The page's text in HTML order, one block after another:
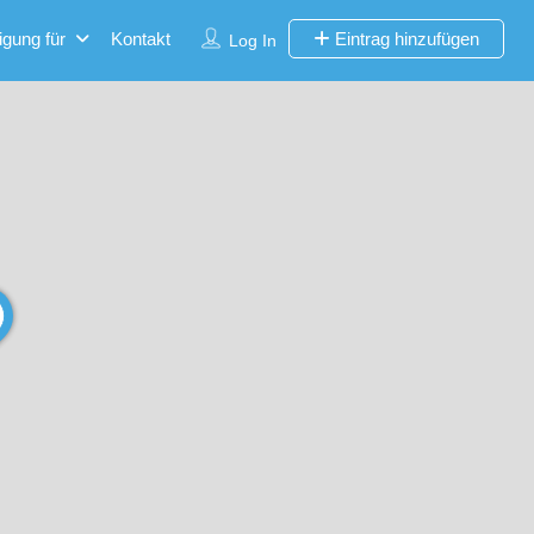
Log In Eintrag hinzufügen
für Kontakt